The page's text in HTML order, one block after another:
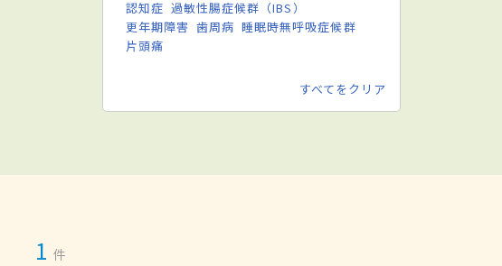
認知症 過敏性腸症候群（IBS）
更年期障害 歯周病 睡眠時無呼吸症候群
片頭痛
すべてをクリア
1 件